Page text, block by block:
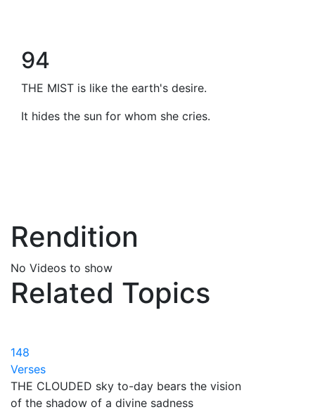
94
THE MIST is like the earth's desire.
It hides the sun for whom she cries.
Rendition
No Videos to show
Related Topics
148
Verses
THE CLOUDED sky to-day bears the vision
of the shadow of a divine sadness